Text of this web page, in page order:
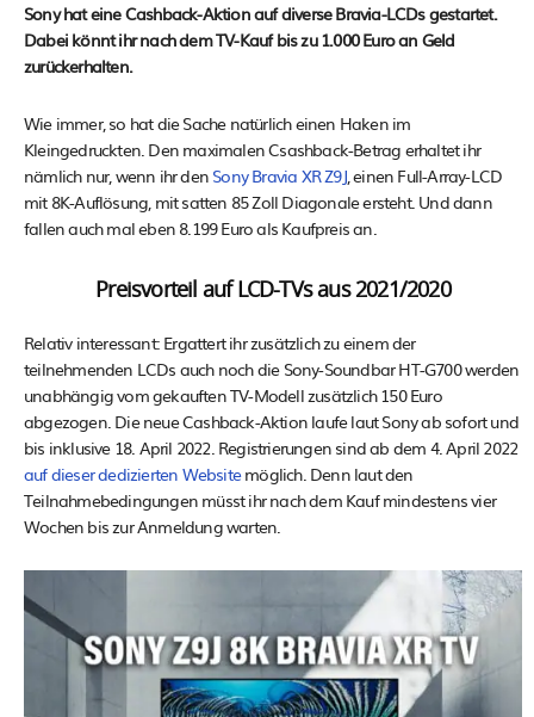
Sony hat eine Cashback-Aktion auf diverse Bravia-LCDs gestartet.
Dabei könnt ihr nach dem TV-Kauf bis zu 1.000 Euro an Geld
zurückerhalten.
Wie immer, so hat die Sache natürlich einen Haken im
Kleingedruckten. Den maximalen Csashback-Betrag erhaltet ihr
nämlich nur, wenn ihr den Sony Bravia XR Z9J, einen Full-Array-LCD
mit 8K-Auflösung, mit satten 85 Zoll Diagonale ersteht. Und dann
fallen auch mal eben 8.199 Euro als Kaufpreis an.
Preisvorteil auf LCD-TVs aus 2021/2020
Relativ interessant: Ergattert ihr zusätzlich zu einem der
teilnehmenden LCDs auch noch die Sony-Soundbar HT-G700 werden
unabhängig vom gekauften TV-Modell zusätzlich 150 Euro
abgezogen. Die neue Cashback-Aktion laufe laut Sony ab sofort und
bis inklusive 18. April 2022. Registrierungen sind ab dem 4. April 2022
auf dieser dedizierten Websitemöglich. Denn laut den
Teilnahmebedingungen müsst ihr nach dem Kauf mindestens vier
Wochen bis zur Anmeldung warten.